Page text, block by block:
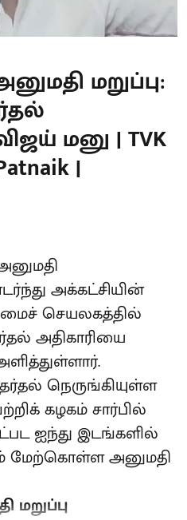
மறுப்பு:
மனு | TVK
|
அக்கட்சியின்
செயலகத்தில்
அதிகாரியை
நெருங்கியுள்ள
கழகம் சார்பில்
ஐந்து இடங்களில்
மேற்கொள்ள அனுமதி
மறுப்பு